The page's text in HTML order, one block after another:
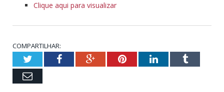
Clique aqui para visualizar
COMPARTILHAR:
TwitterFacebookGoogle+PinterestLinkedInTumblr
Email